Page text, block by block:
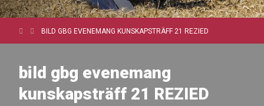
BILD GBG EVENEMANG KUNSKAPSTRÄFF 21 REZIED
bild gbg evenemang
kunskapsträff 21 REZIED